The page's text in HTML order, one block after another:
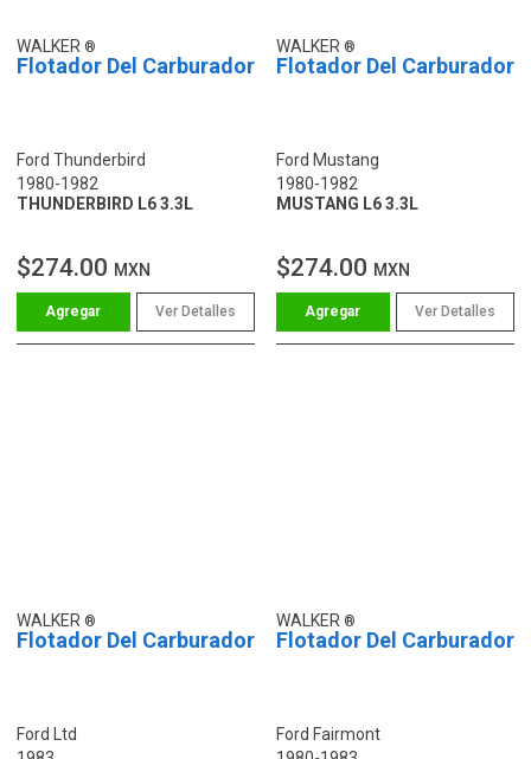
WALKER
Flotador Del Carburador
Ford Thunderbird
1980-1982
THUNDERBIRD L6 3.3L
$274.00 MXN
Ver Detalles
WALKER
Flotador Del Carburador
Ford Mustang
1980-1982
MUSTANG L6 3.3L
$274.00 MXN
Ver Detalles
WALKER
Flotador Del Carburador
Ford Ltd
WALKER
Flotador Del Carburador
Ford Fairmont